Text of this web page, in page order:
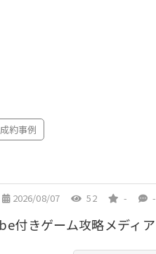
成約事例
2026/08/07 52 - -
付きゲーム攻略メディア